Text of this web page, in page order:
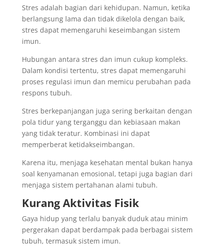
Stres adalah bagian dari kehidupan. Namun, ketika
berlangsung lama dan tidak dikelola dengan baik,
stres dapat memengaruhi keseimbangan sistem
imun.
Hubungan antara stres dan imun cukup kompleks.
Dalam kondisi tertentu, stres dapat memengaruhi
proses regulasi imun dan memicu perubahan pada
respons tubuh.
Stres berkepanjangan juga sering berkaitan dengan
pola tidur yang terganggu dan kebiasaan makan
yang tidak teratur. Kombinasi ini dapat
memperberat ketidakseimbangan.
Karena itu, menjaga kesehatan mental bukan hanya
soal kenyamanan emosional, tetapi juga bagian dari
menjaga sistem pertahanan alami tubuh.
Kurang Aktivitas Fisik
Gaya hidup yang terlalu banyak duduk atau minim
pergerakan dapat berdampak pada berbagai sistem
tubuh, termasuk sistem imun.